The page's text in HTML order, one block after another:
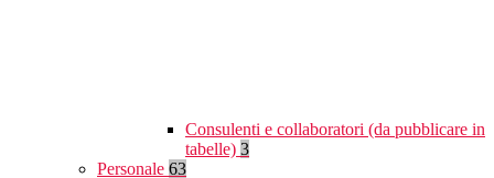
Consulenti e collaboratori (da pubblicare in
tabelle) 3
Personale 63